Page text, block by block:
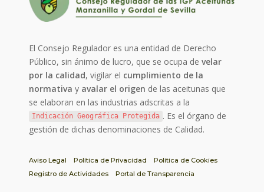
El Consejo Regulador es una entidad de Derecho
Público, sin ánimo de lucro, que se ocupa develar
por la calidad, vigilar el cumplimiento de la
normativa y avalar el origen de las aceitunas que
se elaboran en las industrias adscritas a la
Indicación Geográfica Protegida . Es el órgano de
gestión de dichas denominaciones de Calidad.
Aviso Legal Política de Privacidad
Política de Cookies
Registro de Actividades
Portal de Transparencia